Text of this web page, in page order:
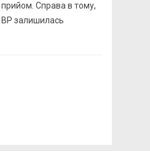
Справа в тому,
ВР залишилась